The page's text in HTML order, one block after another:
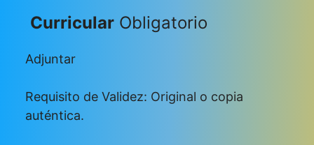
CurricularObligatorio
Adjuntar
Requisito de Validez: Original o copia
auténtica.